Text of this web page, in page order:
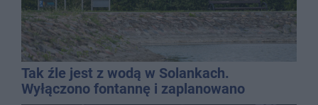
Tak źle jest z wodą w Solankach.
Wyłączono fontannę i zaplanowano